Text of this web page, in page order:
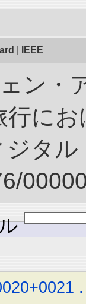
IEEE
ン・
にお
タ
.